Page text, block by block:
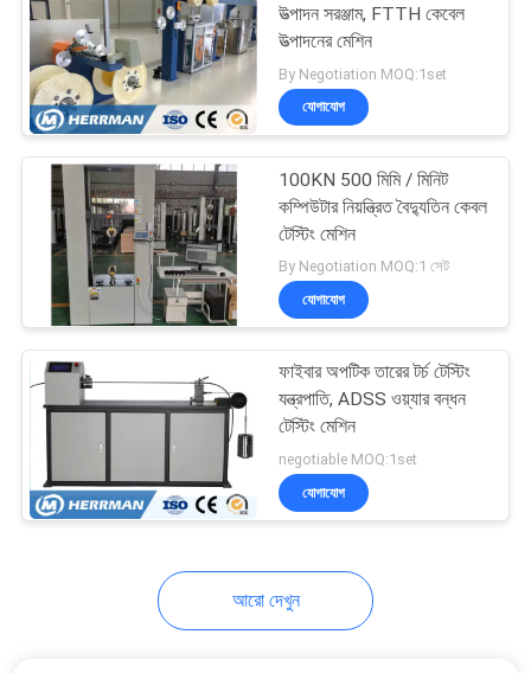
কেবল টেস্টিং মেশিন
তারের কেবল নিহত
RTP পাইপ মেকিং মেশিন
উত্পাদন সরঞ্জাম, FTTH কেবেল
উত্পাদনের মেশিন
By Negotiation MOQ:1set
যোগাযোগ
100KN 500 মিমি / মিনিট
কম্পিউটার নিয়ন্ত্রিত বৈদ্যুতিন কেবল
টেস্টিং মেশিন
By Negotiation MOQ:1 সেট
যোগাযোগ
ফাইবার অপটিক তারের টর্চ টেস্টিং
যন্ত্রপাতি, ADSS ওয়্যার বন্ধন
টেস্টিং মেশিন
negotiable MOQ:1set
যোগাযোগ
আরো দেখুন